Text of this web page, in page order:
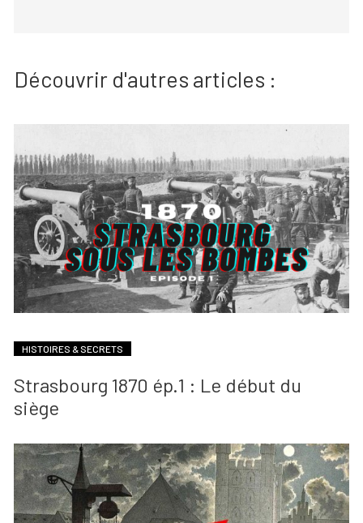
Découvrir d'autres articles :
HISTOIRES & SECRETS
Strasbourg 1870 ép.1 : Le début du
siège